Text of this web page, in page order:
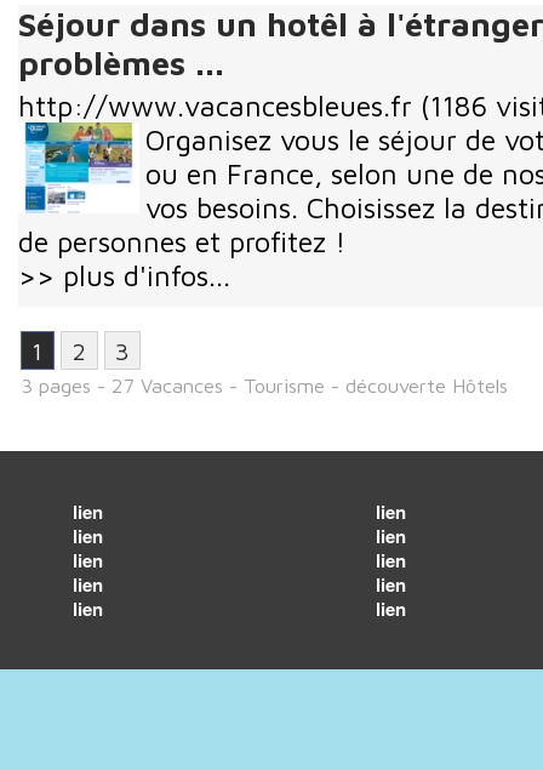
Séjour dans un hotêl à
problèmes ...
http://www.vacancesbleues.fr (1186
Organisez vous le séjour de
ou en France, selon une de
vos besoins. Choisissez la
de personnes et profitez !
>> plus d'infos...
1 2 3
3 pages - 27 Vacances - Tourisme - découverte Hôtels
lien
lien
lien
lien
lien
lien
lien
lien
lien
lien